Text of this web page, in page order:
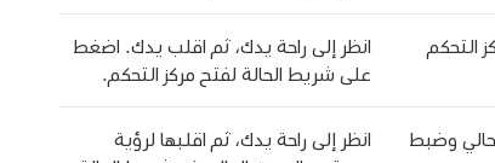
التحكم
انظر إلى راحة يدك، ثم اقلب يدك. اضغط
على شريط الحالة لفتح مركز التحكم.
وضبط
انظر إلى راحة يدك، ثم اقلبها لرؤية